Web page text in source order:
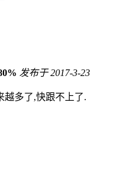
发布于 2017-3-23
越多了,快跟不上了.